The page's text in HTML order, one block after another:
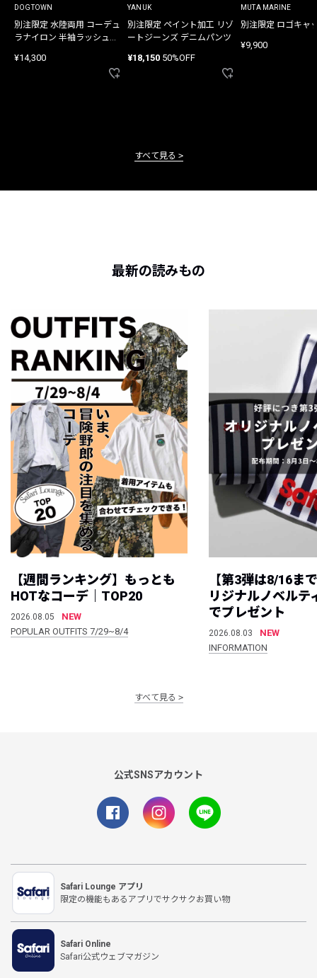
DOGTOWN
別注限定 水陸両用 コーデュ
ラナイロン 半袖ラッシュガ
¥14,300
YANUK
別注限定 ペイント加工 リゾ
ートジーンズ デニムパンツ
¥18,150 50%OFF
MUTA MARINE
別注限定 ロゴキャ
¥9,900
すべて見る
最新の読みもの
【週間ランキング】もっとも
HOTなコーデ｜TOP20
2026.08.05
NEW
POPULAR OUTFITS 7/29~8/4
【第3弾は8/16ま
リジナルノベルテ
でプレゼント
2026.08.03
NEW
INFORMATION
すべて見る
公式SNSアカウント
Safari Lounge アプリ
限定の機能もあるアプリでサクサクお買い物
Safari Online
Safari公式ウェブマガジン